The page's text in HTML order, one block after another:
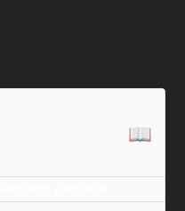
📖
personal